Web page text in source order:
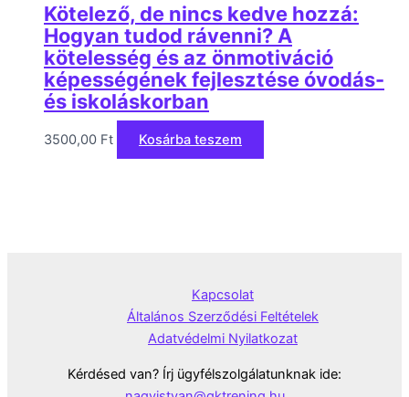
Kötelező, de nincs kedve hozzá:
Hogyan tudod rávenni? A
kötelesség és az önmotiváció
képességének fejlesztése óvodás-
és iskoláskorban
3500,00 Ft Kosárba teszem
Kapcsolat
Általános Szerződési Feltételek
Adatvédelmi Nyilatkozat
Kérdésed van? Írj ügyfélszolgálatunknak ide: